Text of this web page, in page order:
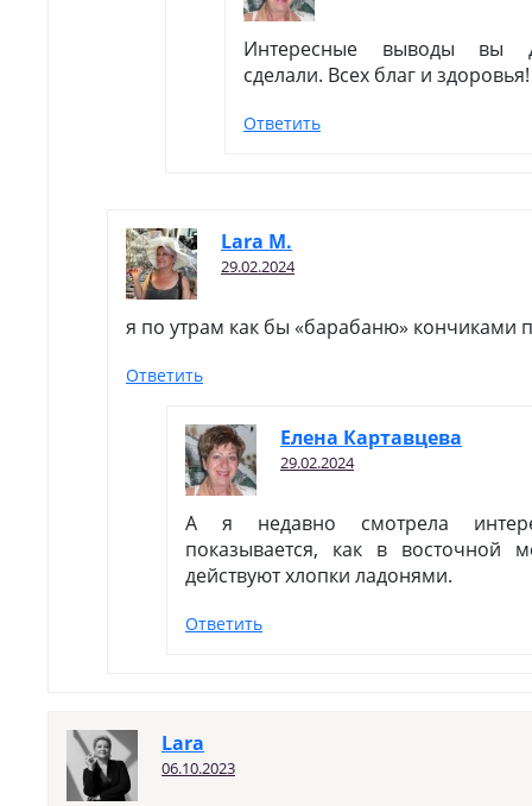
Интересные выводы вы
сделали. Всех благ и здоровья!
Ответить
Lara M.
29.02.2024
я по утрам как бы «барабаню» кончиками
Ответить
Елена Картавцева
29.02.2024
А я недавно смотрела
показывается, как в восточной
действуют хлопки ладонями.
Ответить
Lara
06.10.2023